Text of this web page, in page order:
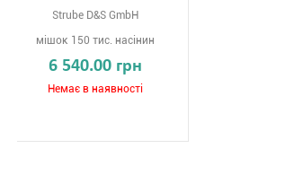
Strube D&S GmbH
мішок 150 тис. насінин
6 540.00 грн
Немає в наявності